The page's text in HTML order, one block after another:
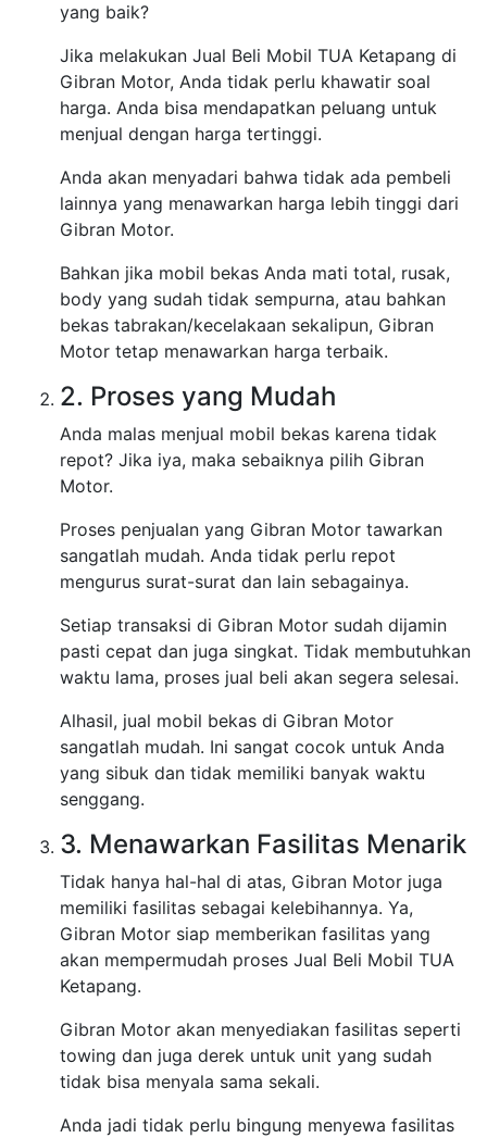
yang baik?
Jika melakukan Jual Beli Mobil TUA Ketapang di
Gibran Motor, Anda tidak perlu khawatir soal
harga. Anda bisa mendapatkan peluang untuk
menjual dengan harga tertinggi.
Anda akan menyadari bahwa tidak ada pembeli
lainnya yang menawarkan harga lebih tinggi dari
Gibran Motor.
Bahkan jika mobil bekas Anda mati total, rusak,
body yang sudah tidak sempurna, atau bahkan
bekas tabrakan/kecelakaan sekalipun, Gibran
Motor tetap menawarkan harga terbaik.
2. Proses yang Mudah
Anda malas menjual mobil bekas karena tidak
repot? Jika iya, maka sebaiknya pilih Gibran
Motor.
Proses penjualan yang Gibran Motor tawarkan
sangatlah mudah. Anda tidak perlu repot
mengurus surat-surat dan lain sebagainya.
Setiap transaksi di Gibran Motor sudah dijamin
pasti cepat dan juga singkat. Tidak membutuhkan
waktu lama, proses jual beli akan segera selesai.
Alhasil, jual mobil bekas di Gibran Motor
sangatlah mudah. Ini sangat cocok untuk Anda
yang sibuk dan tidak memiliki banyak waktu
senggang.
3. Menawarkan Fasilitas Menarik
Tidak hanya hal-hal di atas, Gibran Motor juga
memiliki fasilitas sebagai kelebihannya. Ya,
Gibran Motor siap memberikan fasilitas yang
akan mempermudah proses Jual Beli Mobil TUA
Ketapang.
Gibran Motor akan menyediakan fasilitas seperti
towing dan juga derek untuk unit yang sudah
tidak bisa menyala sama sekali.
Anda jadi tidak perlu bingung menyewa fasilitas